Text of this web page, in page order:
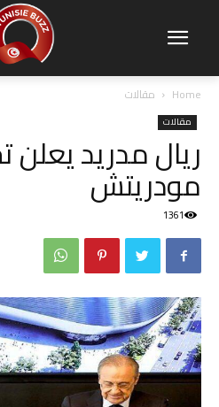
Home مقالات
مقالات
ريال مدريد يعلن
مودريتش
1361